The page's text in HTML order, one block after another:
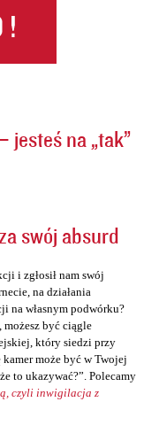
jesteś na „tak”
swój absurd
i zgłosił nam swój
na działania
na własnym podwórku?
możesz być ciągle
który siedzi przy
może być w Twojej
to ukazywać?”. Polecamy
czyli inwigilacja z